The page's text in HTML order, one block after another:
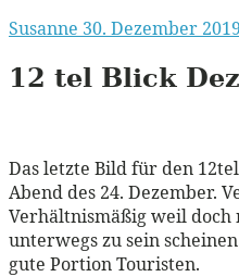
Susanne 30. Dezember 2019
12 tel Blick
Das letzte Bild für den
Abend des 24. Dezember.
Verhältnismäßig weil doch
unterwegs zu sein
gute Portion Touristen.